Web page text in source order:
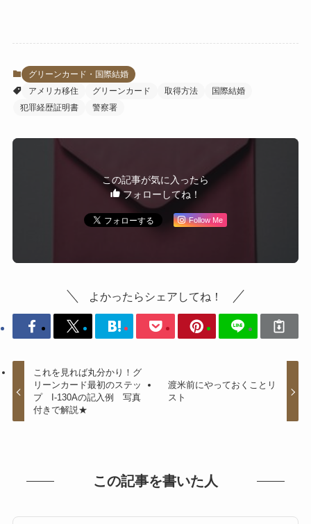
グリーンカード・国際結婚
アメリカ移住
グリーンカード 取得方法
国際結婚
犯罪経歴証明書
警察署
この記事が気に入ったら
フォローしてね！
Follow Me
よかったらシェアしてね！
これを見れば丸分かり！グ
リーンカード最初のステッ
プ I-130Aの記入例 写真
付きで解説★
渡米前にやっておくことリ
スト
この記事を書いた人